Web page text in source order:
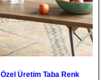
Üretim Taba Renk